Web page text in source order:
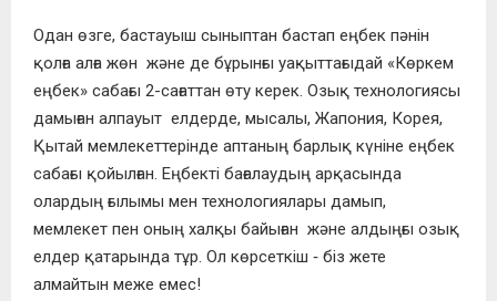
Одан өзге, бастауыш сыныптан бастап еңбек пәнін
қолға алға жөн және де бұрынғы уақыттағыдай «Көркем
еңбек» сабағы 2-сағаттан өту керек. Озық технологиясы
дамыған алпауыт елдерде, мысалы, Жапония, Корея,
Қытай мемлекеттерінде аптаның барлық күніне еңбек
сабағы қойылған. Еңбекті бағалаудың арқасында
олардың ғылымы мен технологиялары дамып,
мемлекет пен оның халқы байыған және алдыңғы озық
елдер қатарында тұр. Ол көрсеткіш ‑ біз жете
алмайтын меже емес!